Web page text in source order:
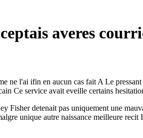
averes
l'ai ifin en aucun cas fait A Le
Ce service avait eveille certains
Fisher detenait pas uniquement une
unique autre naissance meilleure